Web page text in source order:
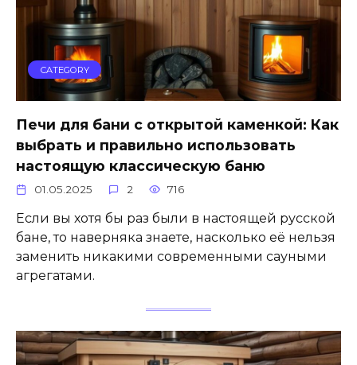
CATEGORY
Печи для бани с открытой каменкой: Как
выбрать и правильно использовать
настоящую классическую баню
01.05.2025 2 716
Если вы хотя бы раз были в настоящей русской
бане, то наверняка знаете, насколько её нельзя
заменить никакими современными сауными
агрегатами.